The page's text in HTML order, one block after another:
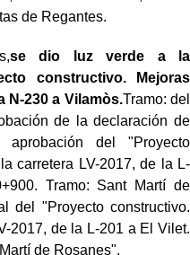
de Regantes.
se dio luz verde a la
constructivo. Mejoras
N-230 a Vilamòs.Tramo: del
de la declaración de
del "Proyecto
carretera LV-2017, de la L-
Tramo: Sant Martí de
del "Proyecto constructivo.
2017, de la L-201 a El Vilet.
de Rosanes".